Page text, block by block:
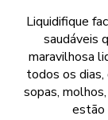
Liquidifique
saudáveis
maravilhosa
todos os
sopas,
estão